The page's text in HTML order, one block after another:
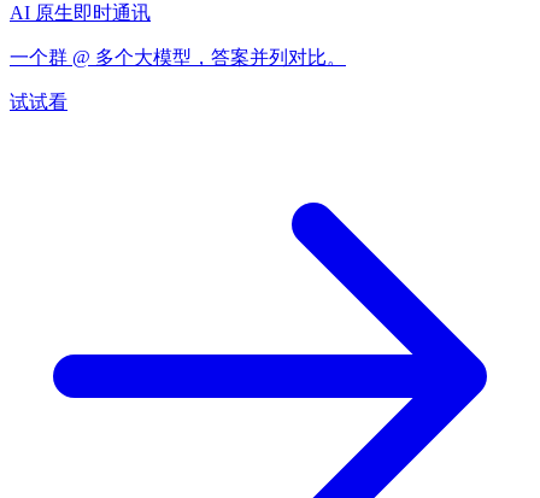
AI 原生即时通讯
一个群 @ 多个大模型，答案并列对比。
试试看